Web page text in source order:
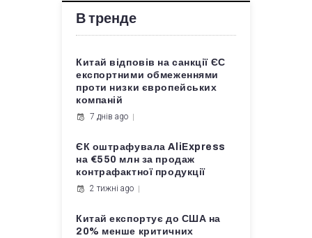
В тренде
Китай відповів на санкції ЄС
експортними обмеженнями
проти низки європейських
компаній
7 днів ago
ЄК оштрафувала AliExpress
на €550 млн за продаж
контрафактної продукції
2 тижні ago
Китай експортує до США на
20% менше критичних